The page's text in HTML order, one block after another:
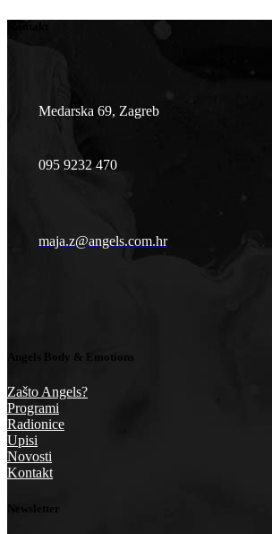
Medarska 69, Zagreb
095 9232 470
maja.z@angels.com.hr
Angels Body & Emotions
Zašto Angels?
Programi
Radionice
Upisi
Novosti
Kontakt
Newsletter